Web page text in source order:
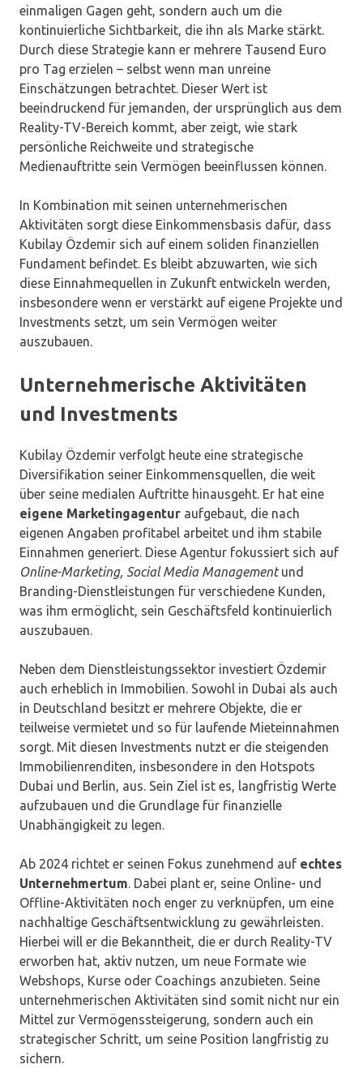
einmaligen Gagen geht, sondern auch um die
kontinuierliche Sichtbarkeit, die ihn als Marke stärkt.
Durch diese Strategie kann er mehrere Tausend Euro
pro Tag erzielen – selbst wenn man unreine
Einschätzungen betrachtet. Dieser Wert ist
beeindruckend für jemanden, der ursprünglich aus dem
Reality-TV-Bereich kommt, aber zeigt, wie stark
persönliche Reichweite und strategische
Medienauftritte sein Vermögen beeinflussen können.
In Kombination mit seinen unternehmerischen
Aktivitäten sorgt diese Einkommensbasis dafür, dass
Kubilay Özdemir sich auf einem soliden finanziellen
Fundament befindet. Es bleibt abzuwarten, wie sich
diese Einnahmequellen in Zukunft entwickeln werden,
insbesondere wenn er verstärkt auf eigene Projekte und
Investments setzt, um sein Vermögen weiter
auszubauen.
Unternehmerische Aktivitäten
und Investments
Kubilay Özdemir verfolgt heute eine strategische
Diversifikation seiner Einkommensquellen, die weit
über seine medialen Auftritte hinausgeht. Er hat eine
eigene Marketingagentur aufgebaut, die nach
eigenen Angaben profitabel arbeitet und ihm stabile
Einnahmen generiert. Diese Agentur fokussiert sich auf
Online-Marketing, Social Media Managementund
Branding-Dienstleistungen für verschiedene Kunden,
was ihm ermöglicht, sein Geschäftsfeld kontinuierlich
auszubauen.
Neben dem Dienstleistungssektor investiert Özdemir
auch erheblich in Immobilien. Sowohl in Dubai als auch
in Deutschland besitzt er mehrere Objekte, die er
teilweise vermietet und so für laufende Mieteinnahmen
sorgt. Mit diesen Investments nutzt er die steigenden
Immobilienrenditen, insbesondere in den Hotspots
Dubai und Berlin, aus. Sein Ziel ist es, langfristig Werte
aufzubauen und die Grundlage für finanzielle
Unabhängigkeit zu legen.
Ab 2024 richtet er seinen Fokus zunehmend auf echtes
Unternehmertum. Dabei plant er, seine Online- und
Offline-Aktivitäten noch enger zu verknüpfen, um eine
nachhaltige Geschäftsentwicklung zu gewährleisten.
Hierbei will er die Bekanntheit, die er durch Reality-TV
erworben hat, aktiv nutzen, um neue Formate wie
Webshops, Kurse oder Coachings anzubieten. Seine
unternehmerischen Aktivitäten sind somit nicht nur ein
Mittel zur Vermögenssteigerung, sondern auch ein
strategischer Schritt, um seine Position langfristig zu
sichern.